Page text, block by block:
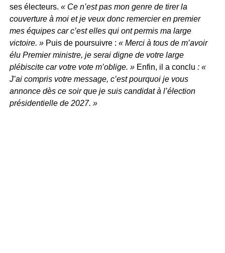
ses électeurs. « Ce n’est pas mon genre de tirer la
couverture à moi et je veux donc remercier en premier
mes équipes car c’est elles qui ont permis ma large
victoire. »Puis de poursuivre : « Merci à tous de m’avoir
élu Premier ministre, je serai digne de votre large
plébiscite car votre vote m’oblige. »Enfin, il a conclu : «
J’ai compris votre message, c’est pourquoi je vous
annonce dès ce soir que je suis candidat à l’élection
présidentielle de 2027. »